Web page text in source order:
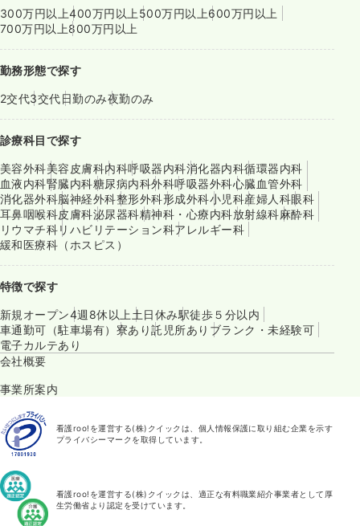
300万円以上400万円以上 500万円以上600万円以上
700万円以上800万円以上
勤務形態で探す
2交代3交代日勤のみ夜勤のみ
診療科目で探す
美容外科美容皮膚科内科呼吸器内科消化器内科循環器内科
血液内科腎臓内科糖尿病内科外科呼吸器外科心臓血管外科
消化器外科脳神経外科整形外科形成外科小児科産婦人科眼科
耳鼻咽喉科皮膚科泌尿器科精神科・心療内科放射線科麻酔科
リウマチ科リハビリテーション科アレルギー科
緩和医療科（ホスピス）
特徴で探す
新規オープン4週8休以上 土日休み駅徒歩５分以内
車通勤可（駐車場有） 寮あり託児所あり ブランク・未経験可
電子カルテあり
会社概要
事業所案内
看護roo!を運営する(株)クイックは、個人情報保護に取り組む企業を示す
プライバシーマークを取得しています。
看護roo!を運営する(株)クイックは、適正な有料職業紹介事業者として厚
生労働省より認定を受けています。